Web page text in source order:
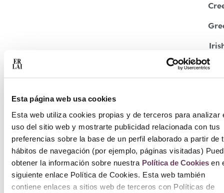
Esta página web usa cookies
Esta web utiliza cookies propias y de terceros para analizar
uso del sitio web y mostrarte publicidad relacionada con tus
preferencias sobre la base de un perfil elaborado a partir de
hábitos de navegación (por ejemplo, páginas visitadas)
obtener la información sobre nuestra Política de Cookiesen
siguiente enlace Política de Cookies. Esta web también
contiene enlaces a sitios web de terceros con Políticas de